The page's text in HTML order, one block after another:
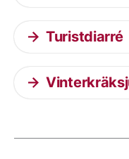
Turistdiarré